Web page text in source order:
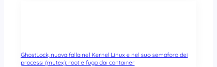
GhostLock, nuova falla nel Kernel Linux e nel suo semaforo dei
processi (mutex): root e fuga dai container